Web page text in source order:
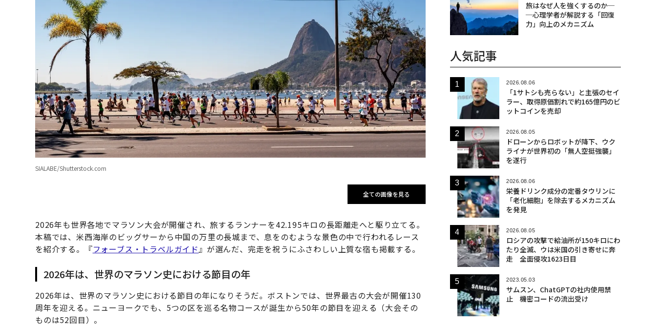
SIALABE/Shutterstock.com
全ての画像を見る
2026年も世界各地でマラソン大会が開催され、旅するランナーを42.195キロの長距離走へと駆り立てる。
本稿では、米西海岸のビッグサーから中国の万里の長城まで、息をのむような景色の中で行われるレース
を紹介する。『フォーブス・トラベルガイド』が選んだ、完走を祝うにふさわしい上質な宿も掲載する。
2026年は、世界のマラソン史における節目の年
2026年は、世界のマラソン史における節目の年になりそうだ。ボストンでは、世界最古の大会が開催130
周年を迎える。ニューヨークでも、5つの区を巡る名物コースが誕生から50年の節目を迎える（大会その
ものは52回目）。
旅はなぜ人を強くするのか─
─心理学者が解説する「回復
力」向上のメカニズム
人気記事
2026.08.06
「1サトシも売らない」と主張のセイ
ラー、取得原価割れで約165億円のビ
ットコインを売却
2026.08.05
ドローンからロボットが降下、ウク
ライナが世界初の「無人空挺強襲」
を遂行
2026.08.06
栄養ドリンク成分の定番タウリンに
「老化細胞」を除去するメカニズム
を発見
2026.08.05
ロシアの攻撃で給油所が150キロにわ
たり全滅、ウは米国の引き寄せに奔
走 全面侵攻1623日目
2023.05.03
サムスン、ChatGPTの社内使用禁
止 機密コードの流出受け